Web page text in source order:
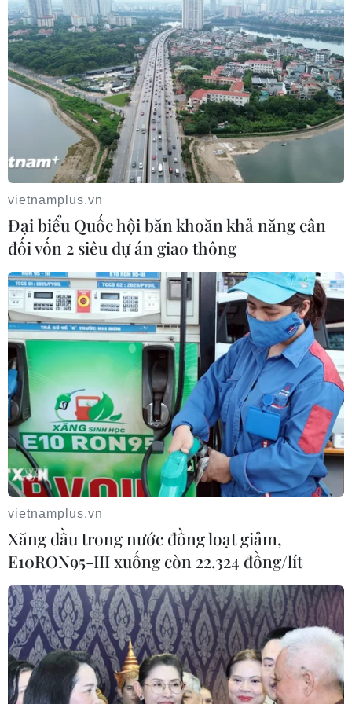
Khẩn trương rà soát, không để sót, lọt đối tượng,
không để người dân "thiếu ăn," không để bất bình
đẳng trong việc nhận hỗ trợ; xử lý nghiêm các đối
tượng lợi dụng kích động người dân gây mất an
ninh trật tự và an toàn phòng, chống dịch COVID-
(TTXVN/Vietnam+)
#Thành phố Hồ Chí Minh #Thủ tướng Chính phủ #Phạm Minh Chính
#Hỗ trợ người dân #Hoàn cảnh khó khăn Tp. Hồ Chí Minh
Facebook Twitter Lưu bài viết Copy link
Theo dõi VietnamPlus
vietnamplus.vn
Đại biểu Quốc hội băn khoăn khả năng cân
đối vốn 2 siêu dự án giao thông
vietnamplus.vn
Xăng dầu trong nước đồng loạt giảm,
E10RON95-III xuống còn 22.324 đồng/lít